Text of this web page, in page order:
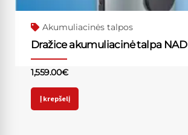
Akumuliacinės talpos
Dražice akumuliacinė talpa NAD
1,559.00€
Į krepšelį